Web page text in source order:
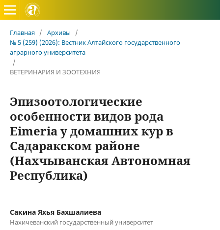
Вестник Алтайского государственного аграрного
Главная / Архивы
/
№ 5 (259) (2026): Вестник Алтайского государственного
аграрного университета
/
ВЕТЕРИНАРИЯ И ЗООТЕХНИЯ
Эпизоотологические
особенности видов рода
Eimeria у домашних кур в
Сaдаракском районе
(Нахчыванская Автономная
Республика)
Сакина Яхья Бахшалиева
Нахичеванский государственный университет